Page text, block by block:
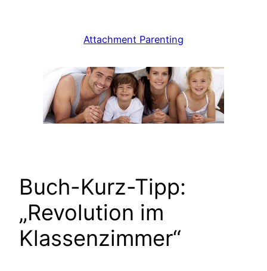
Attachment Parenting
Buch-Kurz-Tipp:
„Revolution im
Klassenzimmer“